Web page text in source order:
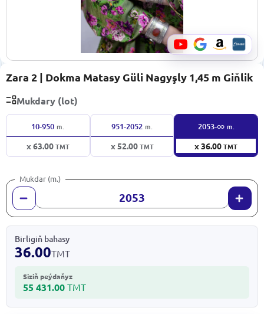
Zara 2 | Dokma Matasy Güli Nagyşly 1,45 m Giňlik
Mukdary (lot)
10-950 m.
x 63.00TMT
951-2052 m.
x 52.00TMT
2053-∞ m.
x 36.00TMT
Mukdar (m.)
Birligiň bahasy
36.00TMT
Siziň peýdaňyz
55 431.00 TMT